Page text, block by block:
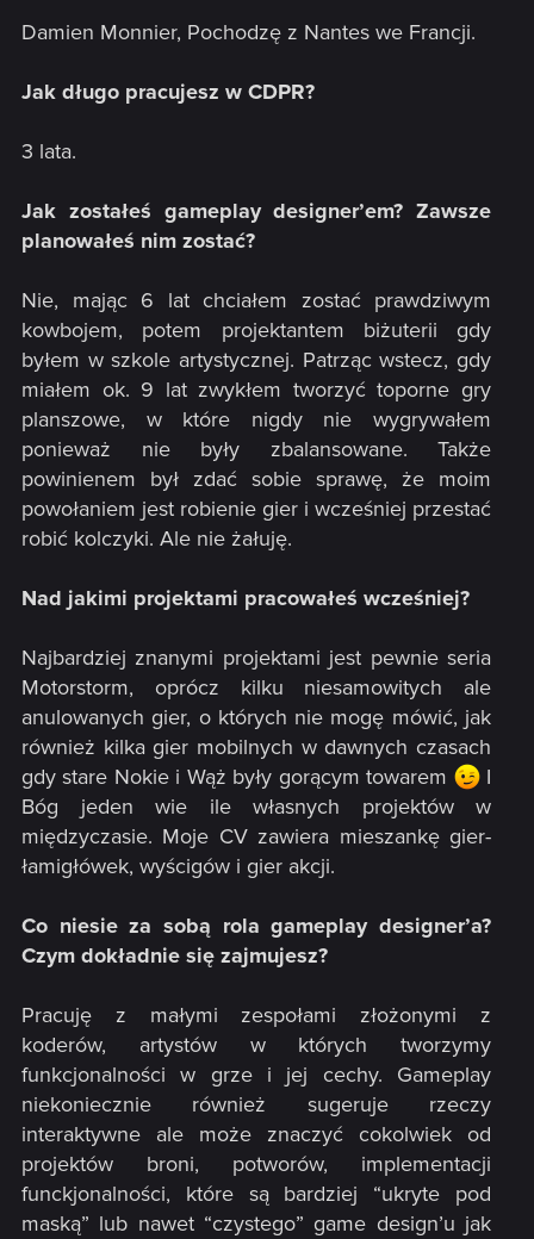
Damien Monnier, Pochodzę z Nantes we Francji.
Jak długo pracujesz w CDPR?
3 lata.
Jak zostałeś gameplay designer’em? Zawsze
planowałeś nim zostać?
Nie, mając 6 lat chciałem zostać prawdziwym
kowbojem, potem projektantem biżuterii gdy
byłem w szkole artystycznej. Patrząc wstecz, gdy
miałem ok. 9 lat zwykłem tworzyć toporne gry
planszowe, w które nigdy nie wygrywałem
ponieważ nie były zbalansowane. Także
powinienem był zdać sobie sprawę, że moim
powołaniem jest robienie gier i wcześniej przestać
robić kolczyki. Ale nie żałuję.
Nad jakimi projektami pracowałeś wcześniej?
Najbardziej znanymi projektami jest pewnie seria
Motorstorm, oprócz kilku niesamowitych ale
anulowanych gier, o których nie mogę mówić, jak
również kilka gier mobilnych w dawnych czasach
gdy stare Nokie i Wąż były gorącym towarem
I
Bóg jeden wie ile własnych projektów w
międzyczasie. Moje CV zawiera mieszankę gier-
łamigłówek, wyścigów i gier akcji.
Co niesie za sobą rola gameplay designer’a?
Czym dokładnie się zajmujesz?
Pracuję z małymi zespołami złożonymi z
koderów, artystów w których tworzymy
funkcjonalności w grze i jej cechy. Gameplay
niekoniecznie również sugeruje rzeczy
interaktywne ale może znaczyć cokolwiek od
projektów broni, potworów, implementacji
funckjonalności, które są bardziej “ukryte pod
maską” lub nawet “czystego” game design’u jak